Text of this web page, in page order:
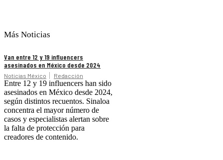
Más Noticias
Van entre 12 y 19 influencers
asesinados en México desde 2024
Noticias México Redacción
Entre 12 y 19 influencers han sido
asesinados en México desde 2024,
según distintos recuentos. Sinaloa
concentra el mayor número de
casos y especialistas alertan sobre
la falta de protección para
creadores de contenido.